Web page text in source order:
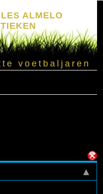
ALMELO
voetbaljaren